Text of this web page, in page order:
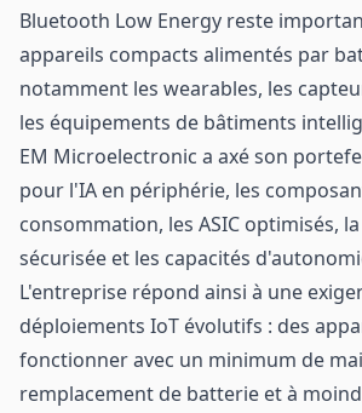
Bluetooth Low Energy reste
appareils compacts alimentés par
notamment les wearables, les
les équipements de bâtiments
EM Microelectronic a axé son
pour l'IA en périphérie, les
consommation, les ASIC optimisés,
sécurisée et les capacités
L'entreprise répond ainsi à une
déploiements IoT évolutifs : des
fonctionner avec un minimum de
remplacement de batterie et à